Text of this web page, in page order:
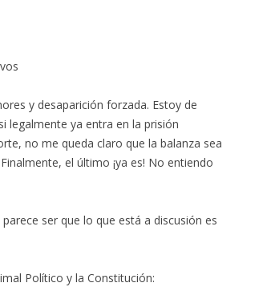
y desaparición forzada. Estoy de
legalmente ya entra en la prisión
no me queda claro que la balanza sea
el último ¡ya es! No entiendo
ser que lo que está a discusión es
Político y la Constitución: